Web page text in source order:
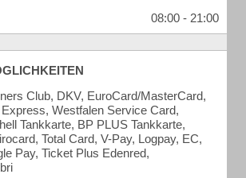
08:00 - 21:00
Club, DKV, EuroCard/MasterCard,
Westfalen Service Card,
Tankkarte, BP PLUS Tankkarte,
Total Card, V-Pay, Logpay, EC,
Pay, Ticket Plus Edenred,